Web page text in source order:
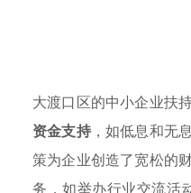
大渡口区的中小企业扶
资金支持，如低息和无
策为企业创造了宽松的
务，如举办行业交流活